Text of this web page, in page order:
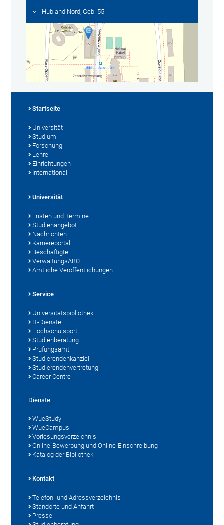
Hubland Nord, Geb. 55
Startseite
Universität
Studium
Forschung
Lehre
Einrichtungen
International
Universität
Fristen und Termine
Studienangebot
Nachrichten
Karriereportal
Beschäftigte
VerwaltungsABC
Amtliche Veröffentlichungen
Service
Universitätsbibliothek
IT-Dienste
Hochschulsport
Studienberatung
Prüfungsamt
Studierendenkanzlei
Studierendenvertretung
Career Centre
Dienste
WueStudy
WueCampus
Vorlesungsverzeichnis
Online-Bewerbung und Online-Einschreibung
Katalog der Bibliothek
Kontakt
Telefon- und Adressverzeichnis
Standorte und Anfahrt
Presse